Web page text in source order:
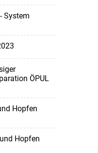
System
ÖPUL
Hopfen
Hopfen